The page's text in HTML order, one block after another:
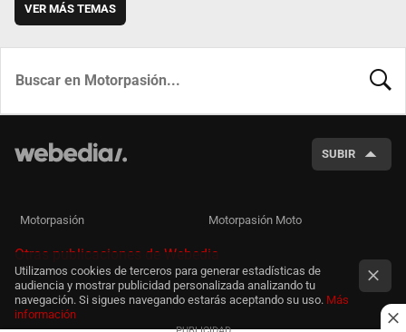
VER MÁS TEMAS
SUBIR
Motorpasión Motorpasión Moto
Otras publicaciones de Webedia
Utilizamos cookies de terceros para generar estadísticas de
audiencia y mostrar publicidad personalizada analizando tu
navegación. Si sigues navegando estarás aceptando su uso. Más
información